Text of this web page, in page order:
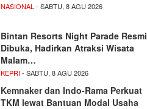
NASIONAL - SABTU, 8 AGU 2026
Bintan Resorts Night Parade Resmi
Dibuka, Hadirkan Atraksi Wisata
Malam…
KEPRI- SABTU, 8 AGU 2026
Kemnaker dan Indo-Rama Perkuat
TKM lewat Bantuan Modal Usaha